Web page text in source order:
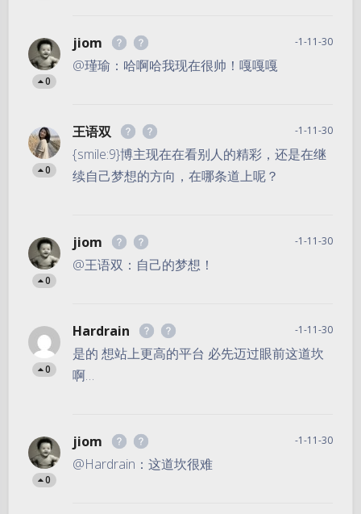
0
jiom -1-11-30
@瑾瑜：哈啊哈我现在很帅！嘎嘎嘎
0
王语双 -1-11-30
{smile:9}博主现在在看别人的精彩，还是在继
续自己梦想的方向，在哪条道上呢？
0
jiom -1-11-30
@王语双：自己的梦想！
0
Hardrain -1-11-30
是的 想站上更高的平台 必先迈过眼前这道坎
啊…
0
jiom -1-11-30
@Hardrain：这道坎很难